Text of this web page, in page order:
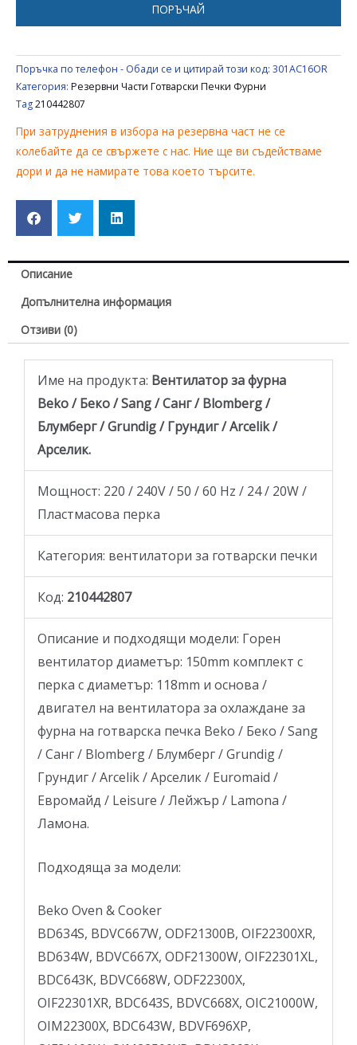
ПЕЧКА
/
SANG
/
210442807
ПОРЪЧАЙ
Поръчка по телефон - Обади се и цитирай този код: 301AC16OR
Категория: Резервни Части Готварски Печки Фурни
Tag210442807
При затруднения в избора на резервна част не се
колебайте да се свържете с нас. Ние ще ви съдействаме
дори и да не намирате това което търсите.
Описание
Допълнителна информация
Отзиви (0)
Име на продукта: Вентилатор за фурна
Beko / Беко / Sang / Санг / Blomberg /
Блумберг / Grundig / Грундиг / Arcelik /
Арселик.
Мощност: 220 / 240V / 50 / 60 Hz / 24 / 20W /
Пластмасова перка
Категория: вентилатори за готварски печки
Код: 210442807
Oписание и подходящи модели: Горен
вентилатор диаметър: 150mm комплект с
перка с диаметър: 118mm и основа /
двигател на вентилатора за охлаждане за
фурна на готварска печка Beko / Беко / Sang
/ Санг / Blomberg / Блумберг / Grundig /
Грундиг / Arcelik / Арселик / Еuromaid /
Евромайд / Leisure / Лейжър / Lamona /
Ламона.
Подходяща за модели:
Beko Oven & Cooker
BD634S, BDVC667W, ODF21300B, OIF22300XR,
BD634W, BDVC667X, ODF21300W, OIF22301XL,
BDC643K, BDVC668W, ODF22300X,
OIF22301XR, BDC643S, BDVC668X, OIC21000W,
OIM22300X, BDC643W, BDVF696XP,